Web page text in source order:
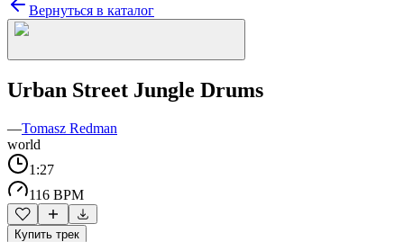
Вернуться в каталог
Urban Street Jungle Drums
—Tomasz Redman
world
1:27
116 BPM
Купить трек